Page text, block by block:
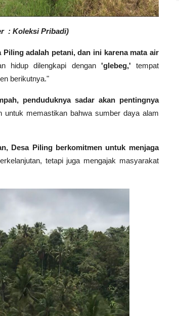
: Koleksi Pribadi)
adalah petani, dan ini karena mata air
hidup dilengkapi dengan 'glebeg,' tempat
berikutnya."
penduduknya sadar akan pentingnya
memastikan bahwa sumber daya alam
Desa Piling berkomitmen untuk menjaga
tetapi juga mengajak masyarakat